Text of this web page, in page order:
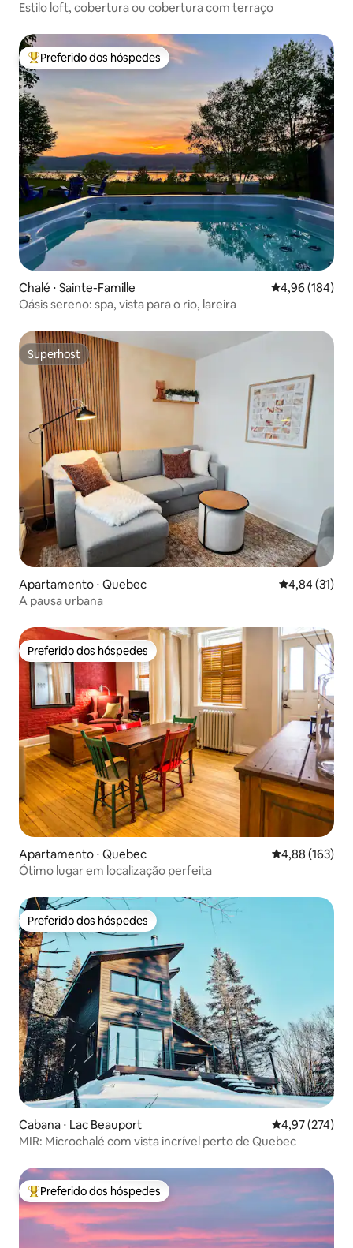
Estilo loft, cobertura ou cobertura com terraço
Entre os melhores preferidos dos hóspedes
Preferido dos hóspedes
Chalé ⋅ Sainte-Famille 4,96 de uma
4,96 (184)
Oásis sereno: spa, vista para o rio, lareira
Superhost
Superhost
Apartamento ⋅ Quebec 4,84 de uma
4,84 (31)
A pausa urbana
Preferido dos hóspedes
Preferido dos hóspedes
Apartamento ⋅ Quebec 4,88 de uma
4,88 (163)
Ótimo lugar em localização perfeita
Preferido dos hóspedes
Preferido dos hóspedes
Cabana ⋅ Lac Beauport 4,97 de uma
4,97 (274)
MIR: Microchalé com vista incrível perto de Quebec
Entre os melhores preferidos dos hóspedes
Preferido dos hóspedes